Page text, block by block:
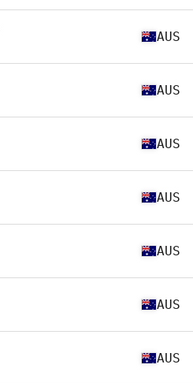
AUS
AUS
AUS
AUS
AUS
AUS
AUS